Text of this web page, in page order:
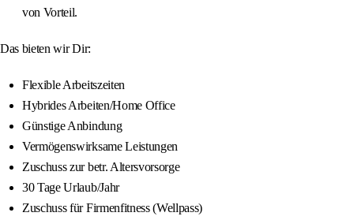
von Vorteil.
Das bieten wir Dir:
Flexible Arbeitszeiten
Hybrides Arbeiten/Home Office
Günstige Anbindung
Vermögenswirksame Leistungen
Zuschuss zur betr. Altersvorsorge
30 Tage Urlaub/Jahr
Zuschuss für Firmenfitness (Wellpass)